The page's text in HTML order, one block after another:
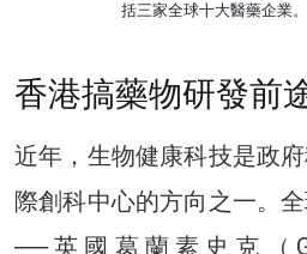
括三家全球十大醫藥企業
香港搞藥物研發前
近年，生物健康科技是政
際創科中心的方向之一。
──英國葛蘭素史克（